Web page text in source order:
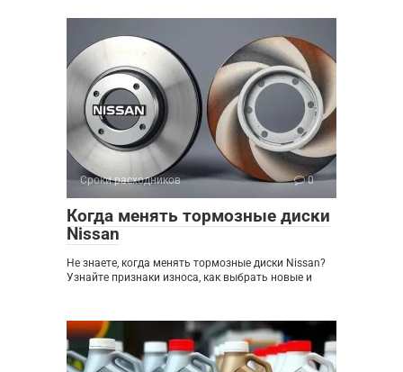
Сроки расходников 0
Когда менять тормозные диски
Nissan
Не знаете, когда менять тормозные диски Nissan?
Узнайте признаки износа, как выбрать новые и